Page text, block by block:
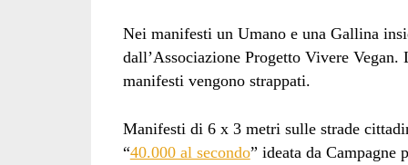
Nei manifesti un Umano e una Gallina
dall’Associazione Progetto Vivere
manifesti vengono strappati.
Manifesti di 6 x 3 metri sulle strade
“40.000 al secondo” ideata da